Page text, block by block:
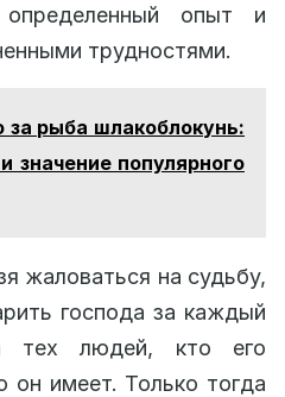
опыт и
трудностями.
за рыба шлакоблокунь:
значение популярного
жаловаться на судьбу,
господа за каждый
тех людей, кто его
он имеет. Только тогда